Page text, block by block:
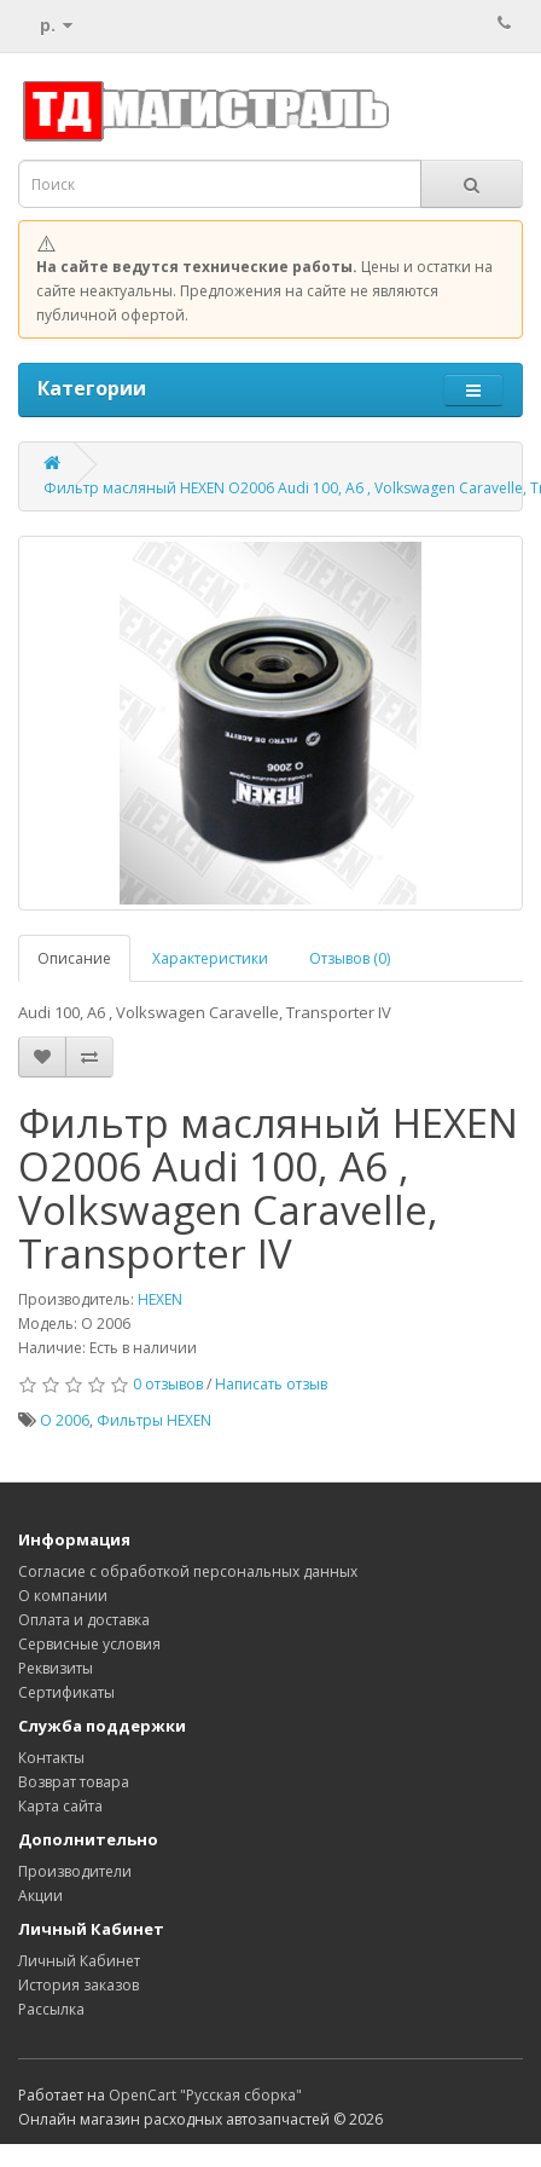
р.
⚠️
На сайте ведутся технические работы. Цены и остатки на
сайте неактуальны. Предложения на сайте не являются
публичной офертой.
Категории
Фильтр масляный HEXEN O2006 Audi 100, A6 , Volkswagen Caravelle,
Описание Характеристики Отзывов (0)
Audi 100, A6 , Volkswagen Caravelle, Transporter IV
Фильтр масляный HEXEN
O2006 Audi 100, A6 ,
Volkswagen Caravelle,
Transporter IV
Производитель: HEXEN
Модель: O 2006
Наличие: Есть в наличии
0 отзывов/ Написать отзыв
O 2006, Фильтры HEXEN
Информация
Согласие с обработкой персональных данных
О компании
Оплата и доставка
Сервисные условия
Реквизиты
Сертификаты
Служба поддержки
Контакты
Возврат товара
Карта сайта
Дополнительно
Производители
Акции
Личный Кабинет
Личный Кабинет
История заказов
Рассылка
Работает на OpenCart "Русская сборка"
Онлайн магазин расходных автозапчастей © 2026